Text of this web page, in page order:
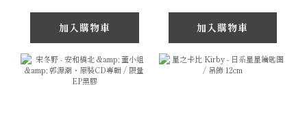
加入購物車 加入購物車